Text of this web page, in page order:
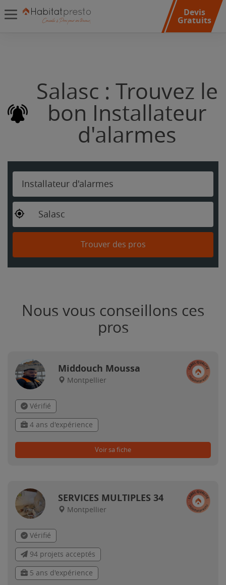
Devis
Gratuits
Salasc : Trouvez le
bon Installateur
d'alarmes
Installateur d'alarmes
Salasc
Trouver des pros
Nous vous conseillons ces
pros
Middouch Moussa
Montpellier
Vérifié
4 ans d'expérience
Voir sa fiche
SERVICES MULTIPLES 34
Montpellier
Vérifié
94 projets acceptés
5 ans d'expérience